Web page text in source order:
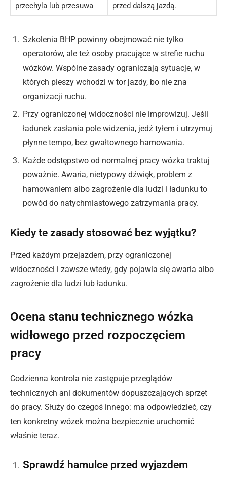
przechyla lub przesuwa
przed dalszą jazdą.
Szkolenia BHP powinny obejmować nie tylko
operatorów, ale też osoby pracujące w strefie ruchu
wózków. Wspólne zasady ograniczają sytuacje, w
których pieszy wchodzi w tor jazdy, bo nie zna
organizacji ruchu.
Przy ograniczonej widoczności nie improwizuj. Jeśli
ładunek zasłania pole widzenia, jedź tyłem i utrzymuj
płynne tempo, bez gwałtownego hamowania.
Każde odstępstwo od normalnej pracy wózka traktuj
poważnie. Awaria, nietypowy dźwięk, problem z
hamowaniem albo zagrożenie dla ludzi i ładunku to
powód do natychmiastowego zatrzymania pracy.
Kiedy te zasady stosować bez wyjątku?
Przed każdym przejazdem, przy ograniczonej
widoczności i zawsze wtedy, gdy pojawia się awaria albo
zagrożenie dla ludzi lub ładunku.
Ocena stanu technicznego wózka
widłowego przed rozpoczęciem
pracy
Codzienna kontrola nie zastępuje przeglądów
technicznych ani dokumentów dopuszczających sprzęt
do pracy. Służy do czegoś innego: ma odpowiedzieć, czy
ten konkretny wózek można bezpiecznie uruchomić
właśnie teraz.
Sprawdź hamulce przed wyjazdem